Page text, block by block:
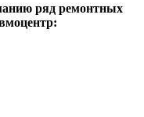
ряд ремонтных